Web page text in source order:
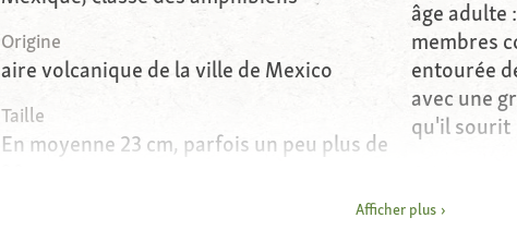
Origine
aire volcanique de la ville de Mexico
Taille
En moyenne 23 cm, parfois un peu plus de
âge adulte
membres
entourée
avec une
qu'il sourit
aire
Afficher plus